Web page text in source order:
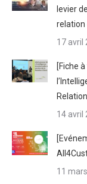
levier
relation
17 avril
[Fiche
14 avril
11